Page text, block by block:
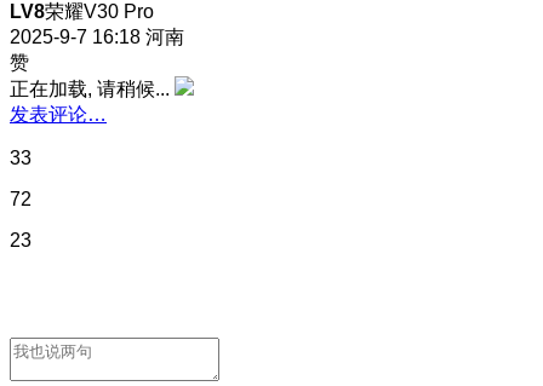
LV8荣耀V30 Pro
2025-9-7 16:18 河南
赞
正在加载, 请稍候...
发表评论…
33
72
23